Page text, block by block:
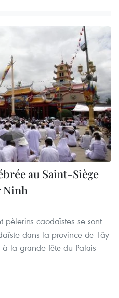
au Saint-Siège
Ninh
pèlerins caodaïstes se sont
dans la province de Tây
la grande fête du Palais